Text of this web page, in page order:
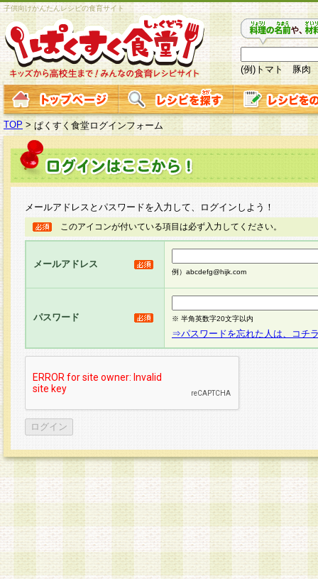
子供向けかんたんレシピの食育サイト
(例)トマト 豚肉
TOP > ぱくすく食堂ログインフォーム
メールアドレスとパスワードを入力して、ログインしよう！
このアイコンが付いている項目は必ず入力してください。
メールアドレス
例）abcdefg@hijk.com
パスワード ※ 半角英数字20文字以内
⇒パスワードを忘れた人は、コチ